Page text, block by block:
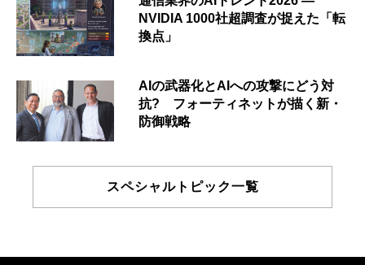
NVIDIA 1000社超調査が捉えた「転
換点」
AIの武器化とAIへの攻撃にどう対
抗? フォーティネットが描く新・
防御戦略
スペシャルトピック一覧